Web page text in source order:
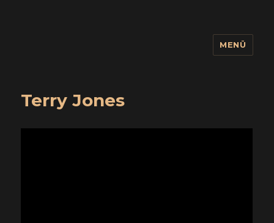
MENÜ
Terry Jones